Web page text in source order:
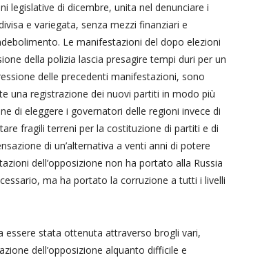
legislative di dicembre, unita nel denunciare i
e variegata, senza mezzi finanziari e
Le manifestazioni del dopo elezioni
della polizia lascia presagire tempi duri per un
delle precedenti manifestazioni, sono
una registrazione dei nuovi partiti in modo più
di eleggere i governatori delle regioni invece di
fragili terreni per la costituzione di partiti e di
di un’alternativa a venti anni di potere
dell’opposizione non ha portato alla Russia
ma ha portato la corruzione a tutti i livelli
essere stata ottenuta attraverso brogli vari,
dell’opposizione alquanto difficile e